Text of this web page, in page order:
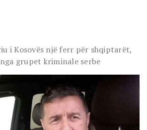
i Kosovës një ferr për shqiptarët,
grupet kriminale serbe